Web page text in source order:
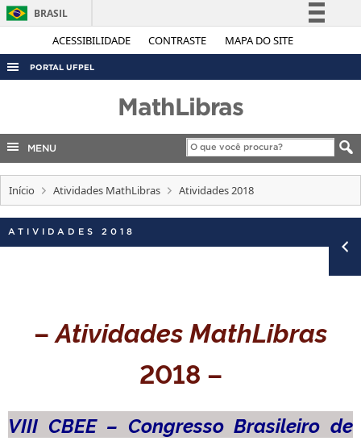
ACESSIBILIDADE CONTRASTE MAPA DO SITE
BRASIL
Simplifique!
Acesso à informação
Legislação
Canais
PORTAL UFPEL
COBALTO
CONCURSOS
EDITAIS
INTERNACIONAL
MathLibras
MENU
Início Atividades MathLibras Atividades 2018
ATIVIDADES 2018
–Atividades MathLibras
2018 –
VIII CBEE – Congresso Brasileiro de